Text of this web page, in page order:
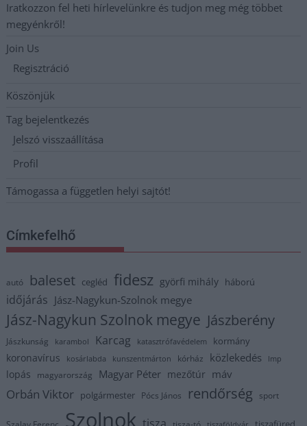
Iratkozzon fel heti hírlevelünkre és tudjon meg még többet
megyénkről!
Join Us
Regisztráció
Köszönjük
Tag bejelentkezés
Jelszó visszaállítása
Profil
Támogassa a független helyi sajtót!
Címkefelhő
autó baleset cegléd fidesz györfi mihály háború
időjárás Jász-Nagykun-Szolnok megye
Jász-Nagykun Szolnok megye Jászberény
Jászkunság karambol Karcag katasztrófavédelem kormány
koronavírus kosárlabda kunszentmárton kórház közlekedés lmp
lopás magyarország Magyar Péter mezőtúr máv
Orbán Viktor polgármester Pócs János rendőrség sport
Szolnok